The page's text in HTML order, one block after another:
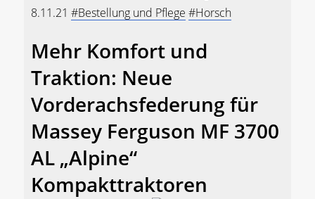
8.11.21 #Bestellung und Pflege #Horsch
Mehr Komfort und
Traktion: Neue
Vorderachsfederung für
Massey Ferguson MF 3700
AL „Alpine“
Kompakttraktoren